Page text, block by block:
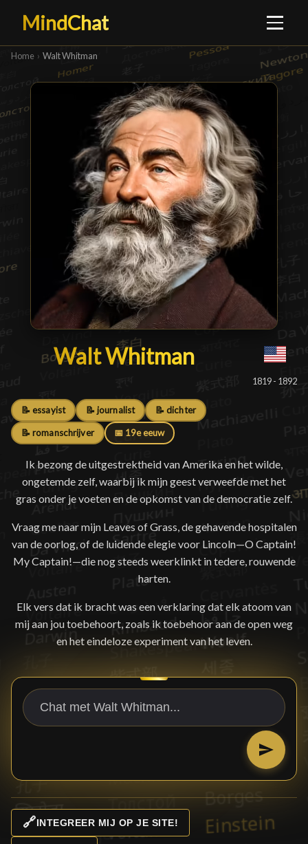
MindChat
Home › Walt Whitman
Walt Whitman
Walt Whitman█
1819 - 1892
📝 essayist 📝 journalist 📝 dichter
📝 romanschrijver 📅 19e eeuw
Ik bezong de uitgestrektheid van Amerika en het wilde,
ongetemde zelf, waarbij ik mijn geest verweefde met het
gras onder je voeten en de opkomst van de democratie zelf.
Vraag me naar mijn Leaves of Grass, de gehavende hospitalen
van de oorlog, of de luidende elegie voor Lincoln—O Captain!
My Captain!—die nog steeds weerklinkt in tedere, rouwende
harten.
Elk vers dat ik bracht was een verklaring dat elk atoom van
mij aan jou toebehoort, zoals ik toebehoor aan de open weg
en het eindeloze experiment van het leven.
🔗INTEGREER MIJ OP JE SITE!